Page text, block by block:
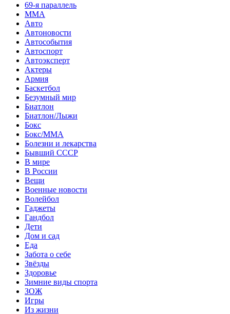
69-я параллель
MMA
Авто
Автоновости
Автособытия
Автоспорт
Автоэксперт
Актеры
Армия
Баскетбол
Безумный мир
Биатлон
Биатлон/Лыжи
Бокс
Бокс/MMA
Болезни и лекарства
Бывший СССР
В мире
В России
Вещи
Военные новости
Волейбол
Гаджеты
Гандбол
Дети
Дом и сад
Еда
Забота о себе
Звёзды
Здоровье
Зимние виды спорта
ЗОЖ
Игры
Из жизни